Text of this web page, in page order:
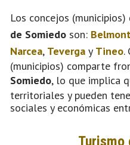
Los concejos
de Somiedo son:
Narcea, Teverga y Tineo.
(municipios) comparte
Somiedo, lo que implica
territoriales y pueden
sociales y económicas